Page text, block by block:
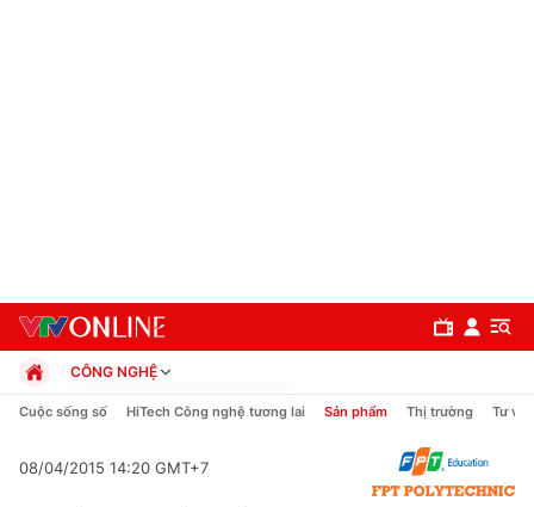
CÔNG NGHỆ
Chính trị
Pháp luật
Cuộc sống số HiTech Công nghệ tương lai Sản phẩm Thị trường Tư vấn
08/04/2015 14:20 GMT+7